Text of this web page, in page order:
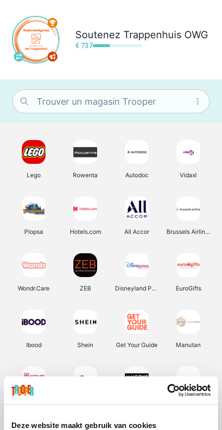
Deze website maakt gebruik van cookies
Soutenez Trappenhuis OWG
€ 737
Lego Rowenta Autodoc Vidaxl
Plopsa Hotels.com All Accor Brussels Airlines
Wondr.Care ZEB Disneyland Paris EuroGifts
Ibood Shein Get Your Guide Manutan